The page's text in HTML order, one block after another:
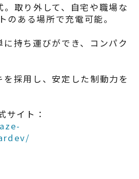
。取り外して、自宅や職場な
のある場所で充電可能。
に持ち運びができ、コンパク
を採用し、安定した制動力を
サイト：